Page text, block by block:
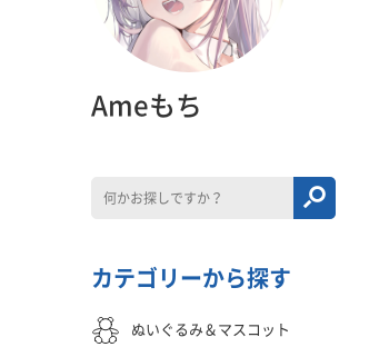
Ameもち
カテゴリーから探す
ぬいぐるみ＆マスコット